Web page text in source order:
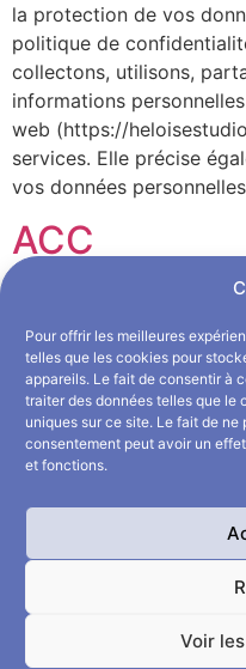
Pour offrir les meilleures
telles que les cookies pour
appareils. Le fait de consentir à
traiter des données telles que le
uniques sur ce site. Le fait de
consentement peut avoir un
et fonctions.
Voir
la protection de vos
politique de
collectons, utilisons,
informations
web (https://
services. Elle précise
vos données
ACC
Elementor
Bienvenue sur cap
Bonjour
Bienvenue sur